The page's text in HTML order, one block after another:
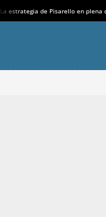
La estrategia de Pisarello en plena